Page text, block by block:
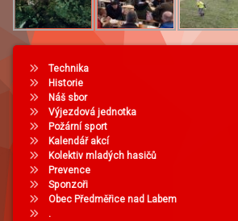
Technika
Historie
Náš sbor
Výjezdová jednotka
Požární sport
Kalendář akcí
Kolektiv mladých hasičů
Prevence
Sponzoři
Obec Předměřice nad Labem
.